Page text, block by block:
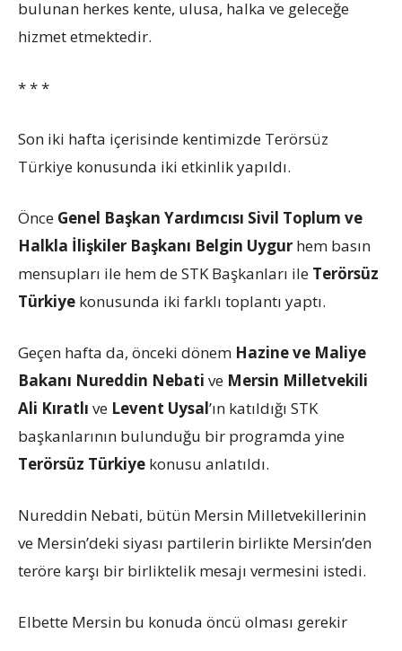
bulunan herkes kente, ulusa, halka ve geleceğe
hizmet etmektedir.
* * *
Son iki hafta içerisinde kentimizde Terörsüz
Türkiye konusunda iki etkinlik yapıldı.
Önce Genel Başkan Yardımcısı Sivil Toplum ve
Halkla İlişkiler Başkanı Belgin Uygur hem basın
mensupları ile hem de STK Başkanları ile Terörsüz
Türkiye konusunda iki farklı toplantı yaptı.
Geçen hafta da, önceki dönem Hazine ve Maliye
Bakanı Nureddin Nebati ve Mersin Milletvekili
Ali Kıratlı ve Levent Uysal’ın katıldığı STK
başkanlarının bulunduğu bir programda yine
Terörsüz Türkiye konusu anlatıldı.
Nureddin Nebati, bütün Mersin Milletvekillerinin
ve Mersin’deki siyası partilerin birlikte Mersin’den
teröre karşı bir birliktelik mesajı vermesini istedi.
Elbette Mersin bu konuda öncü olması gerekir